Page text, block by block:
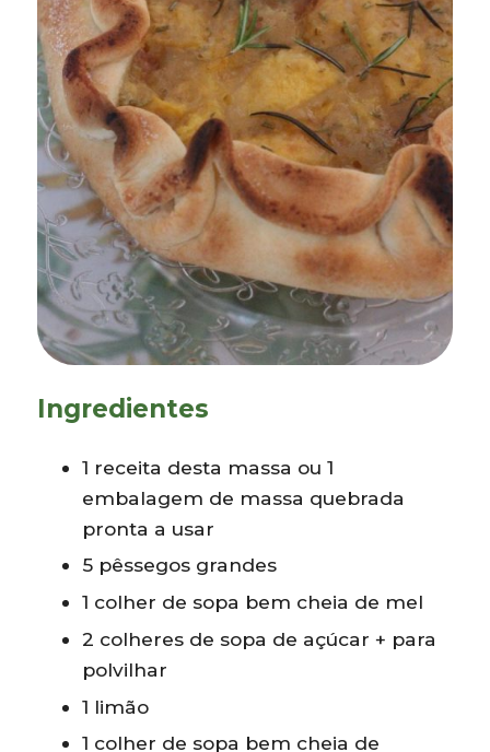
Ingredientes
1 receita desta massa ou 1
embalagem de massa quebrada
pronta a usar
5 pêssegos grandes
1 colher de sopa bem cheia de mel
2 colheres de sopa de açúcar + para
polvilhar
1 limão
1 colher de sopa bem cheia de